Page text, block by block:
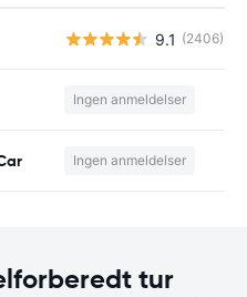
9.1 (2406)
Ingen anmeldelser
Ingen anmeldelser
tur